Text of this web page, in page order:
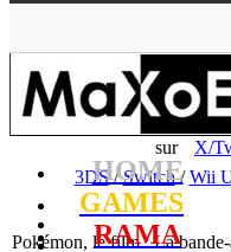
HOME
GAMES
RAMA
bande-annonce
- 05.10.17,
sur
X/
3DS/Switch/Wii
Pokémon, le film : La bande-